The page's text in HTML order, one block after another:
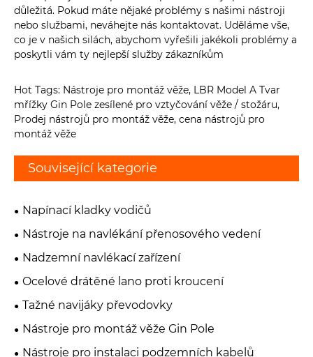
důležitá. Pokud máte nějaké problémy s našimi nástroji
nebo službami, neváhejte nás kontaktovat. Uděláme vše,
co je v našich silách, abychom vyřešili jakékoli problémy a
poskytli vám ty nejlepší služby zákazníkům
Hot Tags: Nástroje pro montáž věže, LBR Model A Tvar
mřížky Gin Pole zesílené pro vztyčování věže / stožáru,
Prodej nástrojů pro montáž věže, cena nástrojů pro
montáž věže
Související kategorie
Napínací kladky vodičů
Nástroje na navlékání přenosového vedení
Nadzemní navlékací zařízení
Ocelové drátěné lano proti kroucení
Tažné navijáky převodovky
Nástroje pro montáž věže Gin Pole
Nástroje pro instalaci podzemních kabelů